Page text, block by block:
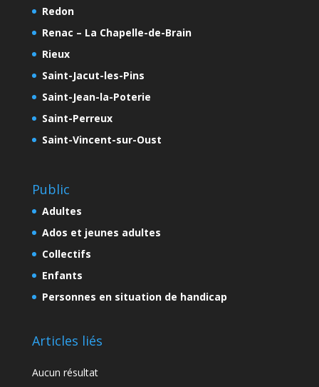
Redon
Renac – La Chapelle-de-Brain
Rieux
Saint-Jacut-les-Pins
Saint-Jean-la-Poterie
Saint-Perreux
Saint-Vincent-sur-Oust
Public
Adultes
Ados et jeunes adultes
Collectifs
Enfants
Personnes en situation de handicap
Articles liés
Aucun résultat